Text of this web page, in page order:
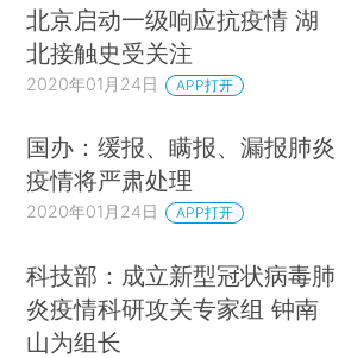
北京启动一级响应抗疫情 湖
北接触史受关注
2020年01月24日 APP打开
国办：缓报、瞒报、漏报肺炎
疫情将严肃处理
2020年01月24日 APP打开
科技部：成立新型冠状病毒肺
炎疫情科研攻关专家组 钟南
山为组长